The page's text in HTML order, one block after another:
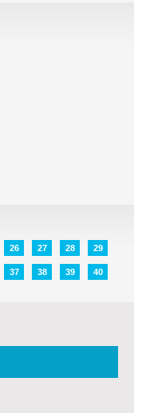
26 27 28 29
37 38 39 40